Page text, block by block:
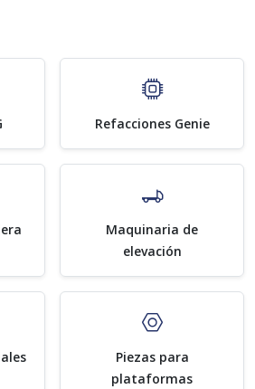
Refacciones Genie
Maquinaria de
elevación
Piezas para
plataformas